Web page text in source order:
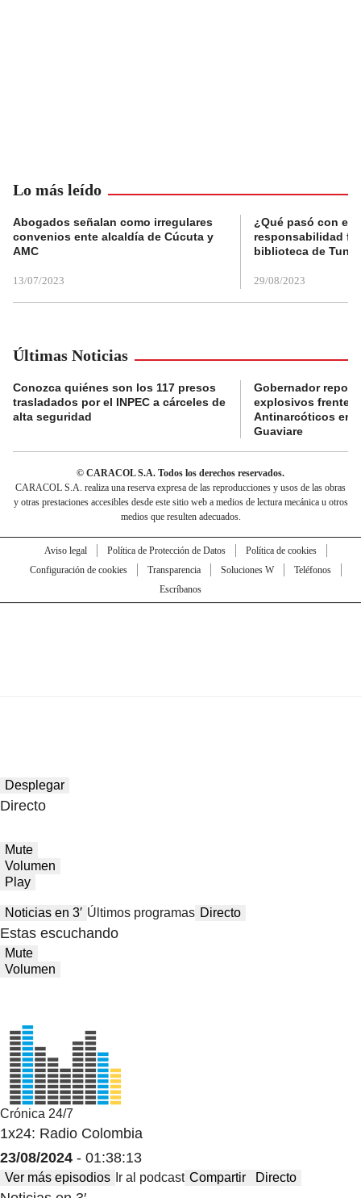
Lo más leído
Abogados señalan como irregulares
convenios ente alcaldía de Cúcuta y
AMC
13/07/2023
¿Qué pasó con el
responsabilidad
biblioteca de
29/08/2023
Últimas Noticias
Conozca quiénes son los 117 presos
trasladados por el INPEC a cárceles de
alta seguridad
Gobernador
explosivos frente a
Antinarcóticos en
Guaviare
© CARACOL S.A. Todos los derechos reservados.
CARACOL S.A. realiza una reserva expresa de las reproducciones y usos de las obras
y otras prestaciones accesibles desde este sitio web a medios de lectura mecánica u otros
medios que resulten adecuados.
Aviso legal Política de Protección de Datos
Política de cookies
Configuración de cookies
Transparencia Soluciones W
Teléfonos
Escríbanos
Desplegar
Directo
Mute
Volumen
Play
Noticias en 3′ Últimos programas Directo
Estas escuchando
Mute
Volumen
Crónica 24/7
1x24: Radio Colombia
23/08/2024 - 01:38:13
Ver más episodios Ir al podcast Compartir Directo